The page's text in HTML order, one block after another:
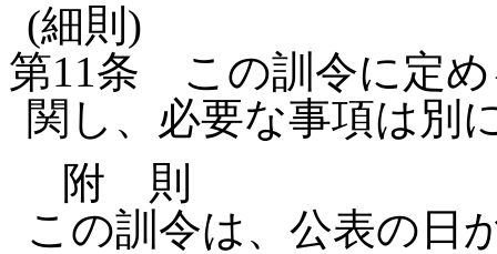
(細則)
第11条 この訓令に定
関し、必要な事項は別
附 則
この訓令は、公表の日